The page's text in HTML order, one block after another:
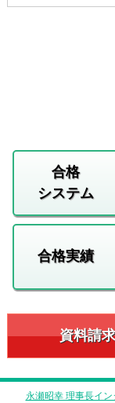
合格
システム
合格実績
資料請求
永瀬昭幸 理事長イン